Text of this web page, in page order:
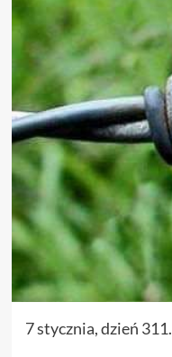
7 stycznia, dzień 311.